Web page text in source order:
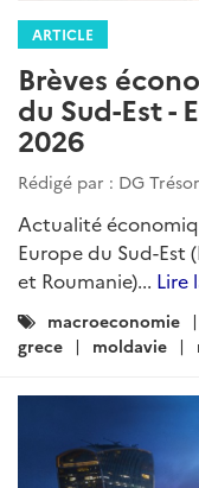
ARTICLE
Brèves
du Sud-Est -
2026
Rédigé par : DG Trésor
Actualité
Europe du Sud-Est
et Roumanie)... Lire
Catégories
:
macroeconomie
grece
moldavie